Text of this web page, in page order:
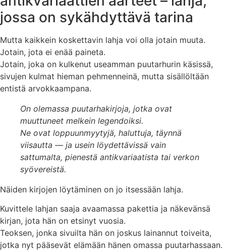
jossa on sykähdyttävä tarina
Mutta kaikkein koskettavin lahja voi olla jotain muuta.
Jotain, jota ei enää paineta.
Jotain, joka on kulkenut useamman puutarhurin käsissä,
sivujen kulmat hieman pehmenneinä, mutta sisällöltään
entistä arvokkaampana.
On olemassa puutarhakirjoja, jotka ovat
muuttuneet melkein legendoiksi.
Ne ovat loppuunmyytyjä, haluttuja, täynnä
viisautta — ja usein löydettävissä vain
sattumalta, pienestä antikvariaatista tai verkon
syövereistä.
Näiden kirjojen löytäminen on jo itsessään lahja.
Kuvittele lahjan saaja avaamassa pakettia ja näkevänsä
kirjan, jota hän on etsinyt vuosia.
Teoksen, jonka sivuilta hän on joskus lainannut toiveita,
jotka nyt pääsevät elämään hänen omassa puutarhassaan.